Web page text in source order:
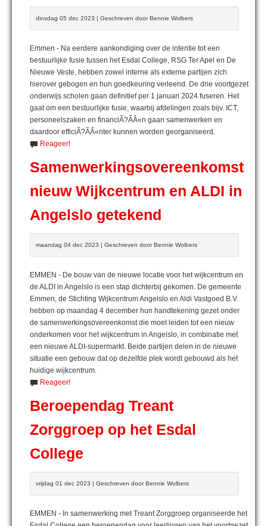
dinsdag 05 dec 2023 | Geschreven door Bennie Wolbers
Emmen - Na eerdere aankondiging over de intentie tot een
bestuurlijke fusie tussen het Esdal College, RSG Ter Apel en De
Nieuwe Veste, hebben zowel interne als externe partijen zich
hierover gebogen en hun goedkeuring verleend. De drie voortgezet
onderwijs scholen gaan definitief per 1 januari 2024 fuseren. Het
gaat om een bestuurlijke fusie, waarbij afdelingen zoals bijv. ICT,
personeelszaken en financiÃ?ÃÂ«n gaan samenwerken en
daardoor efficiÃ?ÃÂ«nter kunnen worden georganiseerd.
Reageer!
Samenwerkingsovereenkomst
nieuw Wijkcentrum en ALDI in
Angelslo getekend
maandag 04 dec 2023 | Geschreven door Bennie Wolbers
EMMEN - De bouw van de nieuwe locatie voor het wijkcentrum en
de ALDI in Angelslo is een stap dichterbij gekomen. De gemeente
Emmen, de Stichting Wijkcentrum Angelslo en Aldi Vastgoed B.V.
hebben op maandag 4 december hun handtekening gezet onder
de samenwerkingsovereenkomst die moet leiden tot een nieuw
onderkomen voor het wijkcentrum in Angelslo, in combinatie met
een nieuwe ALDI-supermarkt. Beide partijen delen in de nieuwe
situatie een gebouw dat op dezelfde plek wordt gebouwd als het
huidige wijkcentrum.
Reageer!
Beroependag Treant
Zorggroep op het Esdal
College
vrijdag 01 dec 2023 | Geschreven door Bennie Wolbers
EMMEN - In samenwerking met Treant Zorggroep organiseerde het